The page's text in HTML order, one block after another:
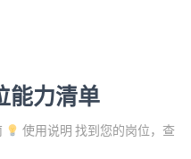
能力清单
使用说明 找到您的岗位，查